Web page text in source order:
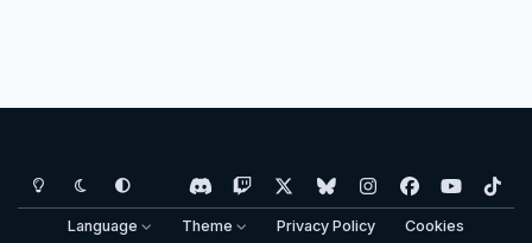
Light ModeDark ModeSystem Preference
d
i
s
w
i
b
l
u
n
s
a
y
o
u
i
Language Theme Privacy Policy Cookies